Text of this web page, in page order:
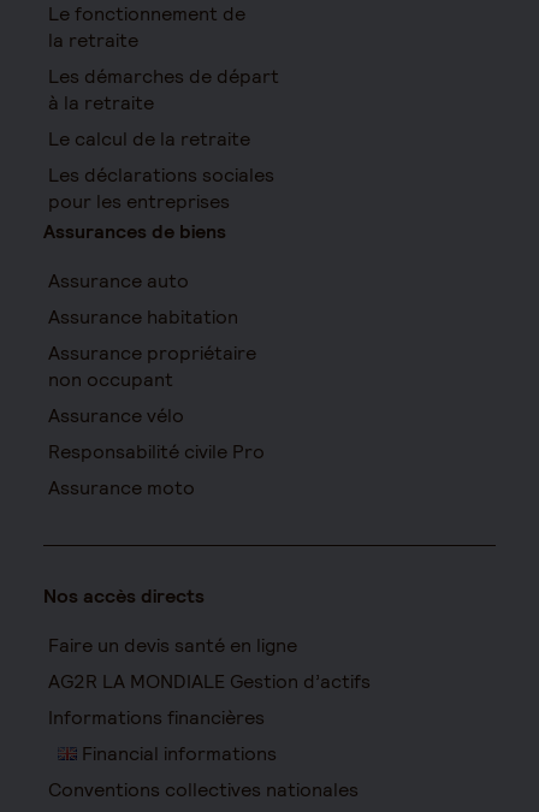
Le fonctionnement de
la retraite
Les démarches de départ
à la retraite
Le calcul de la retraite
Les déclarations sociales
pour les entreprises
Assurances de biens
Assurance auto
Assurance habitation
Assurance propriétaire
non occupant
Assurance vélo
Responsabilité civile Pro
Assurance moto
Nos accès directs
Faire un devis santé en ligne
AG2R LA MONDIALE Gestion d’actifs
Informations financières
Financial informations
Conventions collectives nationales